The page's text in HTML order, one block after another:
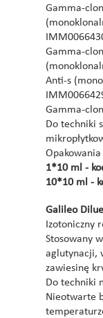
Gamma-
Gamma-
Anti-s
Gamma-
Do techniki
Opakowania
1*10 ml -
10*10 ml -
Galileo
Izotoniczny
Stosowany
aglutynacji,
zawiesinę
Do techniki
Nieotwarte